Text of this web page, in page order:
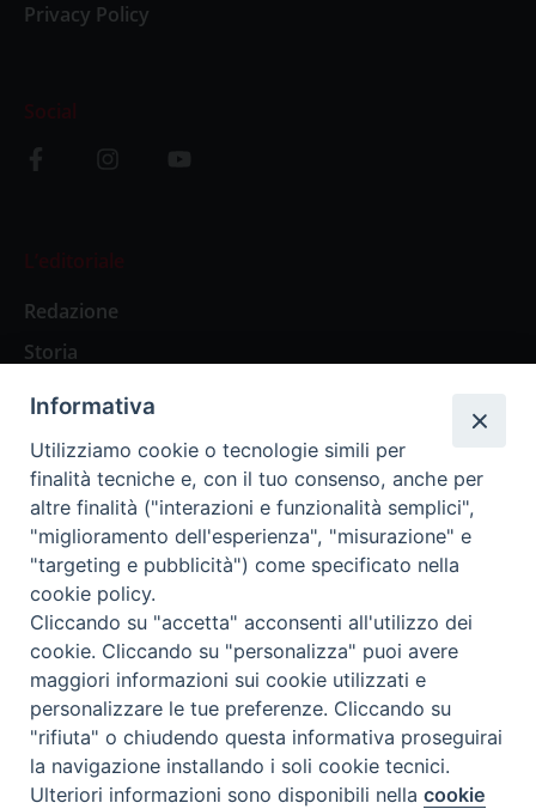
Privacy Policy
Social
L’editoriale
Redazione
Storia
Abbonamenti
Abbonamento Annuale Digitale
Abbonamento Annuale Cartaceo
Abbonamento Singola Copia Digitale
Redazione: Pavia, Piazza Duomo 11 - tel. 0382.24736 -
amministrazione@ilticino.it - repossi@ilticino.it - P.
IVA: 00213430184
Preferenze Cookie
Informativa
Utilizziamo cookie o tecnologie simili per
finalità tecniche e, con il tuo consenso, anche per
altre finalità ("interazioni e funzionalità semplici",
"miglioramento dell'esperienza", "misurazione" e
"targeting e pubblicità") come specificato nella
cookie policy.
Cliccando su "accetta" acconsenti all'utilizzo dei
cookie. Cliccando su "personalizza" puoi avere
maggiori informazioni sui cookie utilizzati e
personalizzare le tue preferenze. Cliccando su
"rifiuta" o chiudendo questa informativa proseguirai
la navigazione installando i soli cookie tecnici.
Ulteriori informazioni sono disponibili nellacookie